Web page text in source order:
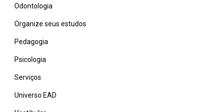
Odontologia
Organize seus estudos
Pedagogia
Psicologia
Serviços
Universo EAD